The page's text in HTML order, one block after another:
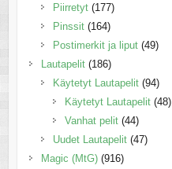
Piirretyt (177)
Pinssit (164)
Postimerkit ja liput (49)
Lautapelit (186)
Käytetyt Lautapelit (94)
Käytetyt Lautapelit (48)
Vanhat pelit (44)
Uudet Lautapelit (47)
Magic (MtG) (916)